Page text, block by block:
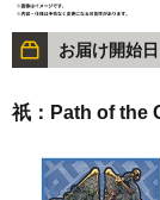
お届け開始日
祇：Path of the